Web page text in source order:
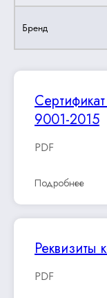
Бренд
9001-2015
PDF
Подробнее
Реквизиты
PDF